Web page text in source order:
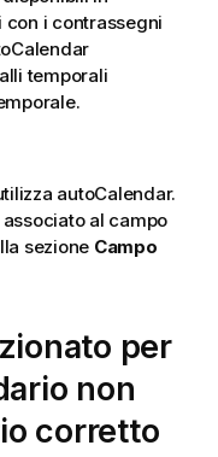
con i contrassegni
temporali
autoCalendar.
al campo
sezione Campo
per
non
corretto